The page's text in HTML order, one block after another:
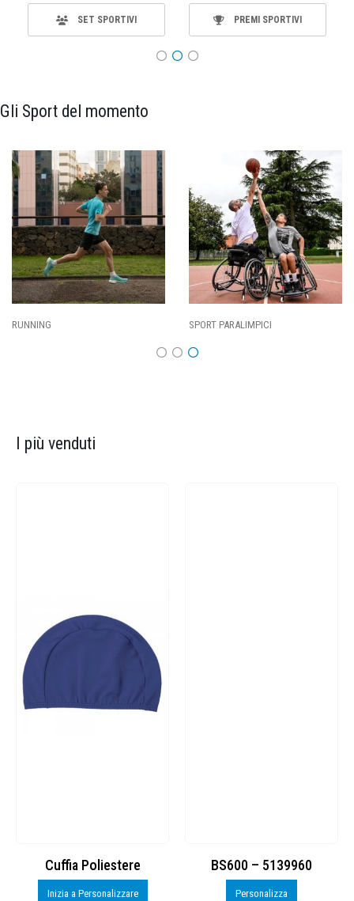
SET SPORTIVI PREMI SPORTIVI
Gli Sport del momento
SPORT PARALIMPICI
I più venduti
Cuffia Poliestere
Inizia a Personalizzare
BS600 – 5139960
Personalizza